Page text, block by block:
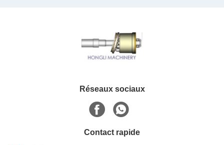
Réseaux sociaux
Contact rapide